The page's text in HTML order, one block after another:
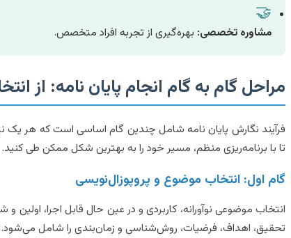
🤝
مشاوره تخصصی: بهره‌گیری از تجربه افراد متخصص.
مراحل گام به گام انجام پایان نامه: از
فرآیند نگارش پایان نامه شامل چندین گام اساسی است که هر
تا با برنامه‌ریزی منظم، مسیر خود را به بهترین شکل ممکن طی کنید.
گام اول: انتخاب موضوع و پروپوزال‌نویسی
انتخاب موضوعی نوآورانه، کاربردی و در عین حال قابل اجرا،
تحقیق، اهداف، فرضیات، روش‌شناسی و زمان‌بندی را شامل